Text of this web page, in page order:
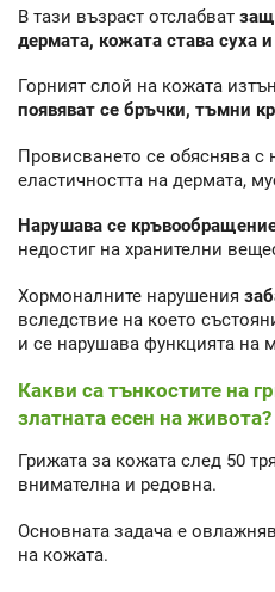
В тази възраст отслабват
дермата, кожата става суха
Горният слой на кожата
появяват се бръчки, тъмни
Провисването се обяснява с
еластичността на дермата,
Нарушава се
недостиг на хранителни
Хормоналните нарушения
вследствие на което
и се нарушава функцията на
Какви са тънкостите на
златната есен на живота?
Грижата за кожата след 50
внимателна и редовна.
Основната задача е
на кожата.